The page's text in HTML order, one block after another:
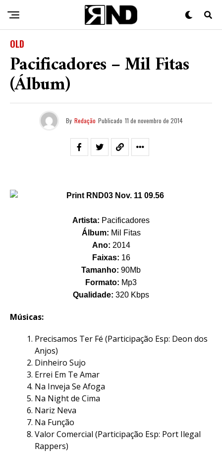
OLD
Pacificadores – Mil Fitas
(Álbum)
By Redação Publicado 11 de novembro de 2014
Artista: Pacificadores
Álbum: Mil Fitas
Ano: 2014
Faixas: 16
Tamanho: 90Mb
Formato: Mp3
Qualidade: 320 Kbps
Músicas:
Precisamos Ter Fé (Participação Esp: Deon dos
Anjos)
Dinheiro Sujo
Errei Em Te Amar
Na Inveja Se Afoga
Na Night de Cima
Nariz Neva
Na Função
Valor Comercial (Participação Esp: Port Ilegal
Rappers)